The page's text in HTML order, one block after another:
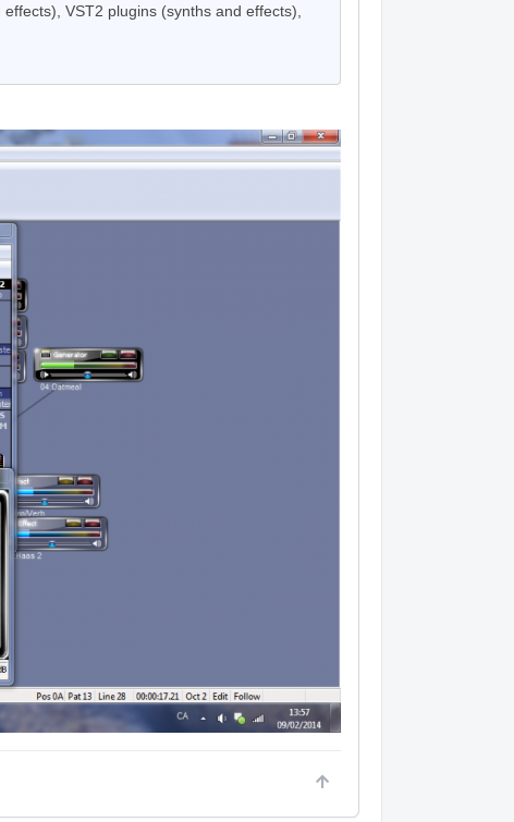
VST2 plugins (synths and effects),